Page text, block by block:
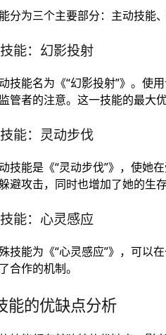
分为三个主要部分：主动技能
能：幻影投射
技能名为《“幻影投射”》。使
管者的注意。这一技能的最大
能：灵动步伐
技能是《“灵动步伐”》，使她
避攻击，同时也增加了她的生存
能：心灵感应
技能为《“心灵感应”》，可以
合作的机制。
能的优缺点分析